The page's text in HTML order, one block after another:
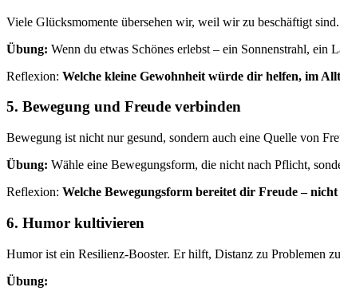
Viele Glücksmomente übersehen wir, weil wir zu beschäftigt
Übung: Wenn du etwas Schönes erlebst – ein Sonnenstrahl, ein
Reflexion: Welche kleine Gewohnheit würde dir helfen, im
5. Bewegung und Freude verbinden
Bewegung ist nicht nur gesund, sondern auch eine Quelle von
Übung: Wähle eine Bewegungsform, die nicht nach Pflicht,
Reflexion: Welche Bewegungsform bereitet dir Freude –
6. Humor kultivieren
Humor ist ein Resilienz-Booster. Er hilft, Distanz zu Problemen
Übung: